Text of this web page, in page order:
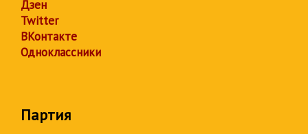
Дзен
Twitter
ВКонтакте
Одноклассники
Партия